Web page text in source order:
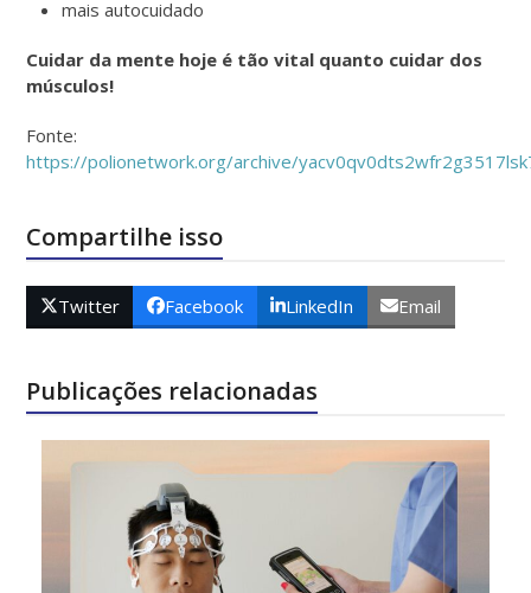
mais autocuidado
Cuidar da mente hoje é tão vital quanto cuidar dos
músculos!
Fonte:
https://polionetwork.org/archive/
Compartilhe isso
Twitter Facebook LinkedIn Email
Publicações relacionadas